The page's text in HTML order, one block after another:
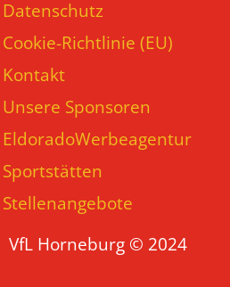
Datenschutz
Cookie-Richtlinie (EU)
Kontakt
Unsere Sponsoren
EldoradoWerbeagentur
Sportstätten
Stellenangebote
VfL Horneburg © 2024